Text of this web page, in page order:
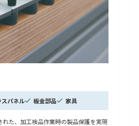
スパネル 板金部品 家具
た、加工検品作業時の製品保護を実現